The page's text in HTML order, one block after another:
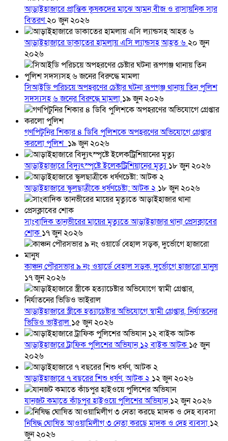
আড়াইহাজারে প্রান্তিক কৃষকদের মাঝে আমন বীজ ও রাসায়নিক সার
বিতরণ২০ জুন ২০২৬
আড়াইহাজারে ডাকাতের হামলায় এসি ল্যান্ডসহ আহত ৬২০ জুন
২০২৬
সিআইডি পরিচয়ে অপহরণের চেষ্টার ঘটনা রূপগঞ্জ থানায় তিন পুলিশ
সদস্যসহ ৬ জনের বিরুদ্ধে মামলা ১৯ জুন ২০২৬
গণপিটুনির শিকার ৪ ডিবি পুলিশকে অপহরণের অভিযোগে গ্রেপ্তার
করলো পুলিশ ১৯ জুন ২০২৬
আড়াইহাজারে বিদ্যুৎস্পৃষ্টে ইলেকট্রিশিয়ানের মৃত্যু১৮ জুন ২০২৬
আড়াইহাজারে স্কুলছাত্রীকে ধর্ষণচেষ্টা: আটক ২ ১৮ জুন ২০২৬
সাংবাদিক তানভীরের মায়ের মৃত্যুতে আড়াইহাজার থানা প্রেসক্লাবের
শোক ১৭ জুন ২০২৬
কাঞ্চন পৌরসভার ৯ নং ওয়ার্ডে বেহাল সড়ক, দুর্ভোগে হাজারো মানুষ
১৭ জুন ২০২৬
আড়াইহাজারে স্ত্রীকে হত্যাচেষ্টার অভিযোগে স্বামী গ্রেপ্তার, নির্যাতনের
ভিডিও ভাইরাল ১৫ জুন ২০২৬
আড়াইহাজারে ট্রাফিক পুলিশের অভিযান ১২ বাইক আটক ১৫ জুন
২০২৬
আড়াইহাজারে ৭ বছরের শিশু ধর্ষণ, আটক ২ ১২ জুন ২০২৬
যানজট কমাতে কাঁচপুর হাইওয়ে পুলিশের অভিযান১২ জুন ২০২৬
নিষিদ্ধ ঘোষিত আওয়ামিলীগ ৩ নেতা করছে মাদক ও দেহ ব্যবসা ১২
জুন ২০২৬